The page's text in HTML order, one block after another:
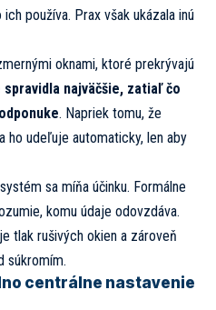
používa. Prax však ukázala inú
oknami, ktoré prekrývajú
spravidla najväčšie, zatiaľ čo
. Napriek tomu, že
ho udeľuje automaticky, len aby
sa míňa účinku. Formálne
komu údaje odovzdáva.
tlak rušivých okien a zároveň
súkromím.
centrálne nastavenie